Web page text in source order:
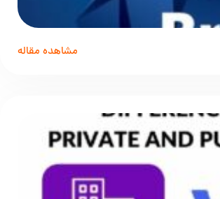
مشاهده مقاله